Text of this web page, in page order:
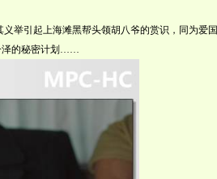
举引起上海滩黑帮头领胡八爷的赏识，同为爱国
泽的秘密计划……